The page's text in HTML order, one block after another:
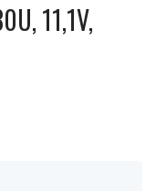
11,1V,